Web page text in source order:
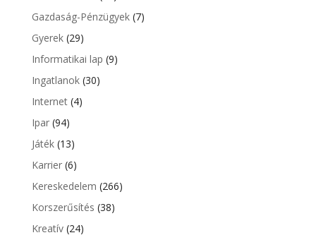
Gazdaság-Pénzügyek(7)
Gyerek(29)
Informatikai lap (9)
Ingatlanok(30)
Internet(4)
Ipar(94)
Játék(13)
Karrier(6)
Kereskedelem (266)
Korszerűsítés (38)
Kreatív(24)